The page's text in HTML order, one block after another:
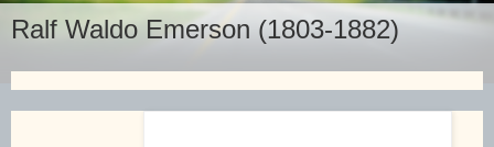
Ralf Waldo Emerson (1803-1882)